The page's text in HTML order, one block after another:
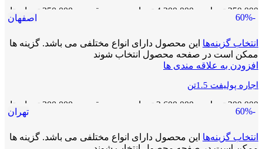
350,000 تومان 4,200,000 تومان
محدوده قیمت: 350,000 تومان تا
4,200,000 تومان
-60% اصفهان
انتخاب گزینه‌ها این محصول دارای انواع مختلفی می باشد. گزینه ها
ممکن است در صفحه محصول انتخاب شوند
افزودن به علاقه مندی ها
اجاره پولیفت 1.5تن
300,000 تومان 3,600,000 تومان
محدوده قیمت: 300,000 تومان تا
3,600,000 تومان
-60% تهران
انتخاب گزینه‌ها این محصول دارای انواع مختلفی می باشد. گزینه ها